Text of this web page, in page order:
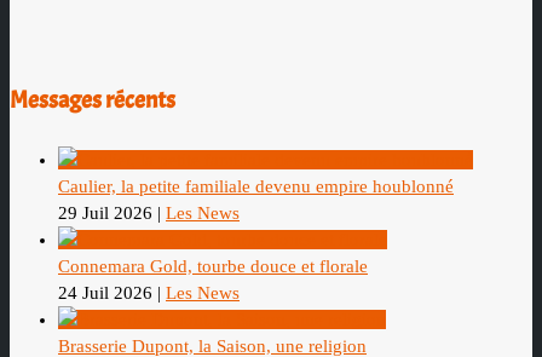
Messages récents
Caulier, la petite familiale devenu empire houblonné
29 Juil 2026 | Les News
Connemara Gold, tourbe douce et florale
24 Juil 2026 | Les News
Brasserie Dupont, la Saison, une religion